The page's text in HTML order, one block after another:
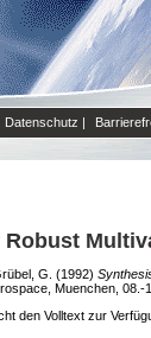
Datenschutz |
G. (1992)
Muenchen, 08.-
den Volltext zur